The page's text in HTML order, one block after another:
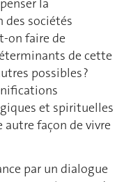
la
sociétés
on faire de
de cette
possibles ?
et spirituelles
autre façon de vivre
par un dialogue